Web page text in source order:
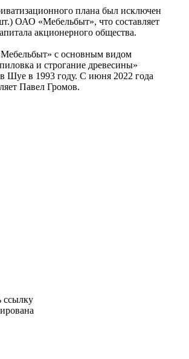
плана был исключен
ОАО «Мебельбыт», что составляет
акционерного общества.
с основным видом
и строгание древесины»
в Шуе в 1993 году. С июня 2022 года
Павел Громов.
ссылку